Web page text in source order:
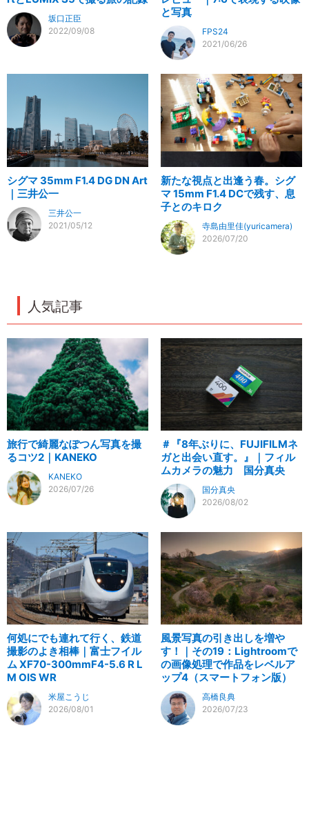
坂口正臣
2022/09/08
と写真
FPS24
2021/06/26
シグマ 35mm F1.4 DG DN Art
｜三井公一
三井公一
2021/05/12
新たな視点と出逢う春。シグ
マ 15mm F1.4 DCで残す、息
子とのキロク
寺島由里佳(yuricamera)
2026/07/20
人気記事
旅行で綺麗なぽつん写真を撮
るコツ2｜KANEKO
KANEKO
2026/07/26
＃『8年ぶりに、FUJIFILMネ
ガと出会い直す。』｜フィル
ムカメラの魅力 国分真央
国分真央
2026/08/02
何処にでも連れて行く、鉄道
撮影のよき相棒｜富士フイル
ム XF70-300mmF4-5.6 R L
M OIS WR
米屋こうじ
2026/08/01
風景写真の引き出しを増や
す！｜その19：Lightroomで
の画像処理で作品をレベルア
ップ4（スマートフォン版）
高橋良典
2026/07/23